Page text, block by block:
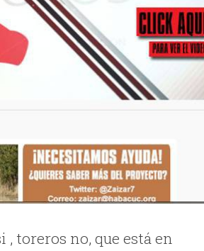
toreros no, que está en